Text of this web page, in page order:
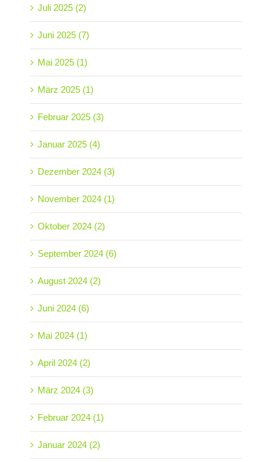
Juli 2025 (2)
Juni 2025 (7)
Mai 2025 (1)
März 2025 (1)
Februar 2025 (3)
Januar 2025 (4)
Dezember 2024 (3)
November 2024 (1)
Oktober 2024 (2)
September 2024 (6)
August 2024 (2)
Juni 2024 (6)
Mai 2024 (1)
April 2024 (2)
März 2024 (3)
Februar 2024 (1)
Januar 2024 (2)